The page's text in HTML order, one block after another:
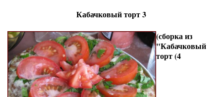
Кабачковый торт 3
(сборка из
"Кабачковый
торт (4